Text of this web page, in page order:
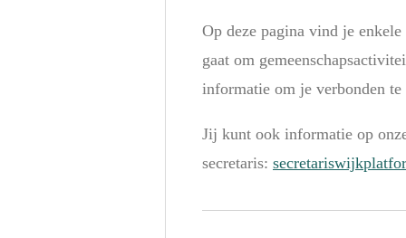
Op deze pagina vind je
gaat om
informatie om je verbonden
Jij kunt ook informatie op
secretaris: